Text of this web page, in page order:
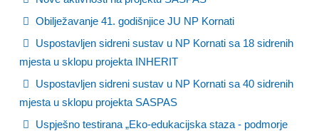
Obilježavanje 41. godišnjice JU NP Kornati
Uspostavljen sidreni sustav u NP Kornati sa 18 sidrenih
mjesta u sklopu projekta INHERIT
Uspostavljen sidreni sustav u NP Kornati sa 40 sidrenih
mjesta u sklopu projekta SASPAS
Uspješno testirana „Eko-edukacijska staza - podmorje